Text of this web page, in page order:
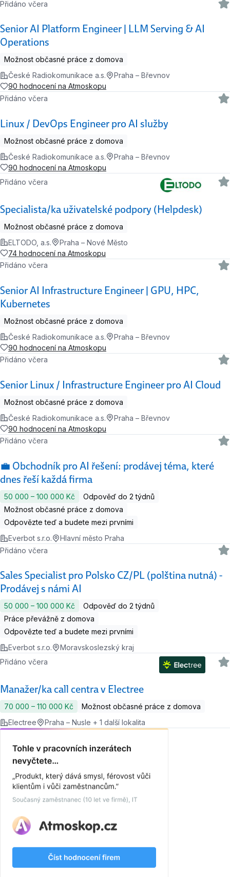
Senior AI Platform Engineer | LLM Serving & AI
Operations
Přidáno včera
Možnost občasné práce z domova
České Radiokomunikace a.s.
Praha – Břevnov
90 hodnocení na Atmoskopu
Linux / DevOps Engineer pro AI služby
Přidáno včera
Možnost občasné práce z domova
České Radiokomunikace a.s.
Praha – Břevnov
90 hodnocení na Atmoskopu
Specialista/ka uživatelské podpory (Helpdesk)
Přidáno včera
Možnost občasné práce z domova
ELTODO, a.s.
Praha – Nové Město
74 hodnocení na Atmoskopu
Senior AI Infrastructure Engineer | GPU, HPC,
Kubernetes
Přidáno včera
Možnost občasné práce z domova
České Radiokomunikace a.s.
Praha – Břevnov
90 hodnocení na Atmoskopu
Senior Linux / Infrastructure Engineer pro AI Cloud
Přidáno včera
Možnost občasné práce z domova
České Radiokomunikace a.s.
Praha – Břevnov
90 hodnocení na Atmoskopu
💼 Obchodník pro AI řešení: prodávej téma, které
dnes řeší každá firma
Přidáno včera
50 000 ‍–‍ 100 000 Kč
Odpověď do 2 týdnů
Možnost občasné práce z domova
Odpovězte teď a budete mezi prvními
Everbot s.r.o.
Hlavní město Praha
Sales Specialist pro Polsko CZ/PL (polština nutná) -
Prodávej s námi AI
Přidáno včera
50 000 ‍–‍ 100 000 Kč
Odpověď do 2 týdnů
Práce převážně z domova
Odpovězte teď a budete mezi prvními
Everbot s.r.o.
Moravskoslezský kraj
Manažer/ka call centra v Electree
Přidáno včera
70 000 ‍–‍ 110 000 Kč
Možnost občasné práce z domova
Electree
Praha – Nusle + 1 další lokalita